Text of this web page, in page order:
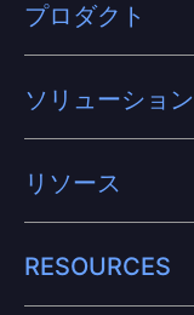
プロダクト
ソリューション
リソース
RESOURCES